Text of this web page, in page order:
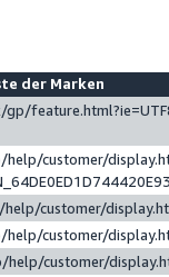
der Marken
gp/
customer/
customer/
customer/
customer/